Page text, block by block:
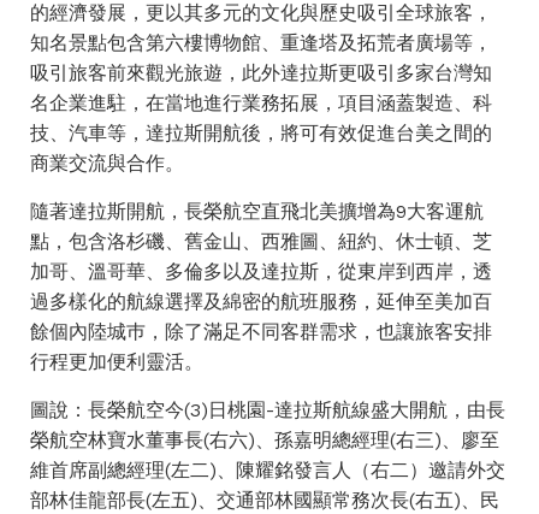
的經濟發展，更以其多元的文化與歷史吸引全球旅客，
知名景點包含第六樓博物館、重逢塔及拓荒者廣場等，
吸引旅客前來觀光旅遊，此外達拉斯更吸引多家台灣知
名企業進駐，在當地進行業務拓展，項目涵蓋製造、科
技、汽車等，達拉斯開航後，將可有效促進台美之間的
商業交流與合作。
隨著達拉斯開航，長榮航空直飛北美擴增為9大客運航
點，包含洛杉磯、舊金山、西雅圖、紐約、休士頓、芝
加哥、溫哥華、多倫多以及達拉斯，從東岸到西岸，透
過多樣化的航線選擇及綿密的航班服務，延伸至美加百
餘個內陸城巿，除了滿足不同客群需求，也讓旅客安排
行程更加便利靈活。
圖說：長榮航空今(3)日桃園-達拉斯航線盛大開航，由長
榮航空林寶水董事長(右六)、孫嘉明總經理(右三)、廖至
維首席副總經理(左二)、陳耀銘發言人（右二）邀請外交
部林佳龍部長(左五)、交通部林國顯常務次長(右五)、民